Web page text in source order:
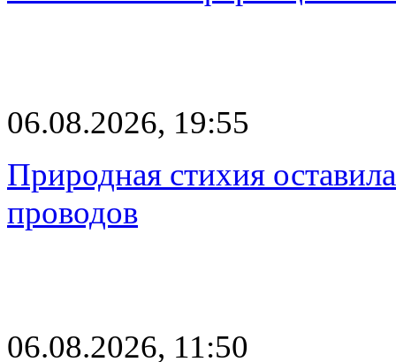
06.08.2026, 19:55
Природная стихия
проводов
06.08.2026, 11:50